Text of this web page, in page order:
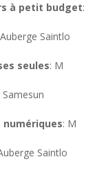
à petit budget:
Saintlo
seules: M
Samesun
numériques: M
Saintlo